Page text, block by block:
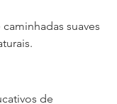
suaves
de